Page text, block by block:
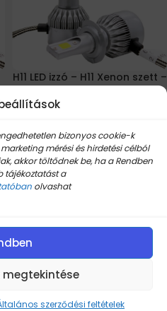
bizonyos cookie-k
mérési és hirdetési célból
akkor töltődnek be, ha a Rendben
tájékoztatást a
olvashat
szerződési feltételek
H11 LED izzó – H11 Xenon szett –
Trafó nélkül működő, 6000K,
36W LED-Xenon hybrid
Készleten
12.620 Ft 5.110Ft
Kosárba Teszem